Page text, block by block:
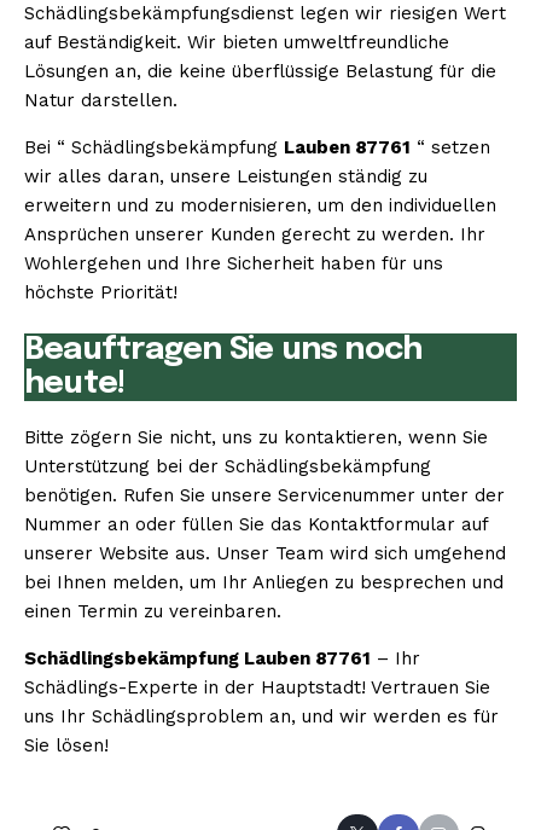
Schädlingsbekämpfungsdienst legen wir riesigen Wert
auf Beständigkeit. Wir bieten umweltfreundliche
Lösungen an, die keine überflüssige Belastung für die
Natur darstellen.
Bei “ Schädlingsbekämpfung Lauben 87761 “ setzen
wir alles daran, unsere Leistungen ständig zu
erweitern und zu modernisieren, um den individuellen
Ansprüchen unserer Kunden gerecht zu werden. Ihr
Wohlergehen und Ihre Sicherheit haben für uns
höchste Priorität!
Beauftragen Sie uns noch
heute!
Bitte zögern Sie nicht, uns zu kontaktieren, wenn Sie
Unterstützung bei der Schädlingsbekämpfung
benötigen. Rufen Sie unsere Servicenummer unter der
Nummer an oder füllen Sie das Kontaktformular auf
unserer Website aus. Unser Team wird sich umgehend
bei Ihnen melden, um Ihr Anliegen zu besprechen und
einen Termin zu vereinbaren.
Schädlingsbekämpfung Lauben 87761 – Ihr
Schädlings-Experte in der Hauptstadt! Vertrauen Sie
uns Ihr Schädlingsproblem an, und wir werden es für
Sie lösen!